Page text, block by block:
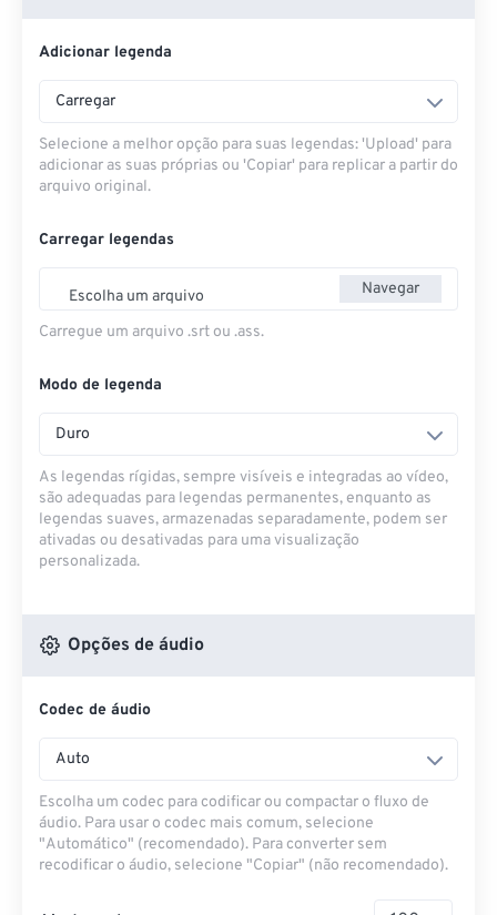
Adicionar legenda
Carregar
Selecione a melhor opção para suas legendas: 'Upload' para
adicionar as suas próprias ou 'Copiar' para replicar a partir do
arquivo original.
Carregar legendas
Escolha um arquivo Navegar
Carregue um arquivo .srt ou .ass.
Modo de legenda
Duro
As legendas rígidas, sempre visíveis e integradas ao vídeo,
são adequadas para legendas permanentes, enquanto as
legendas suaves, armazenadas separadamente, podem ser
ativadas ou desativadas para uma visualização
personalizada.
Opções de áudio
Codec de áudio
Auto
Escolha um codec para codificar ou compactar o fluxo de
áudio. Para usar o codec mais comum, selecione
"Automático" (recomendado). Para converter sem
recodificar o áudio, selecione "Copiar" (não recomendado).